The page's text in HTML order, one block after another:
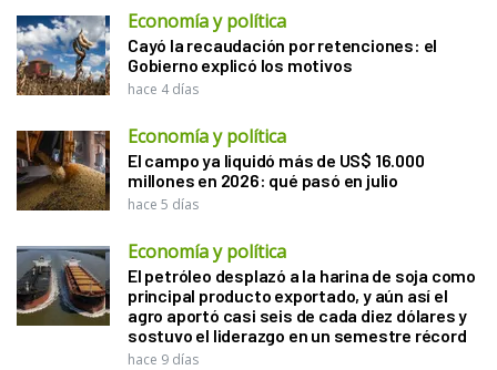
Economía y política
Cayó la recaudación por retenciones: el
Gobierno explicó los motivos
hace 4 días
Economía y política
El campo ya liquidó más de US$ 16.000
millones en 2026: qué pasó en julio
hace 5 días
Economía y política
El petróleo desplazó a la harina de soja como
principal producto exportado, y aún así el
agro aportó casi seis de cada diez dólares y
sostuvo el liderazgo en un semestre récord
hace 9 días